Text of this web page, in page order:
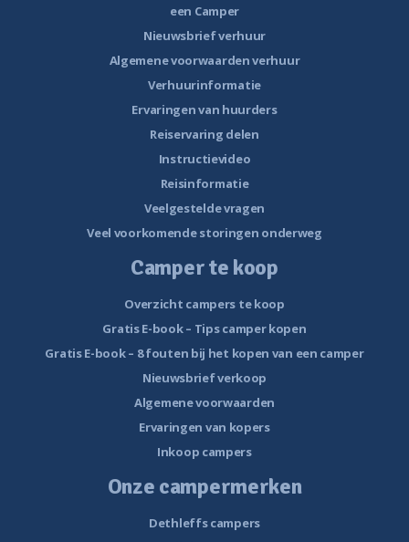
een Camper
Nieuwsbrief verhuur
Algemene voorwaarden verhuur
Verhuurinformatie
Ervaringen van huurders
Reiservaring delen
Instructievideo
Reisinformatie
Veelgestelde vragen
Veel voorkomende storingen onderweg
Camper te koop
Overzicht campers te koop
Gratis E-book – Tips camper kopen
Gratis E-book – 8 fouten bij het kopen van een camper
Nieuwsbrief verkoop
Algemene voorwaarden
Ervaringen van kopers
Inkoop campers
Onze campermerken
Dethleffs campers